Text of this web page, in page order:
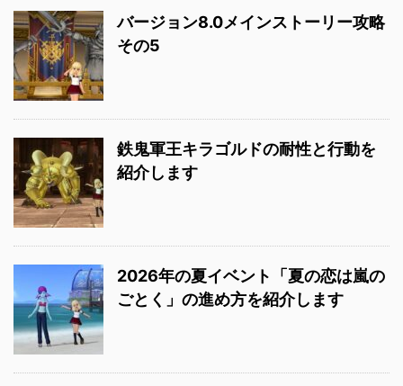
バージョン8.0メインストーリー攻略
その5
鉄鬼軍王キラゴルドの耐性と行動を
紹介します
2026年の夏イベント「夏の恋は嵐の
ごとく」の進め方を紹介します